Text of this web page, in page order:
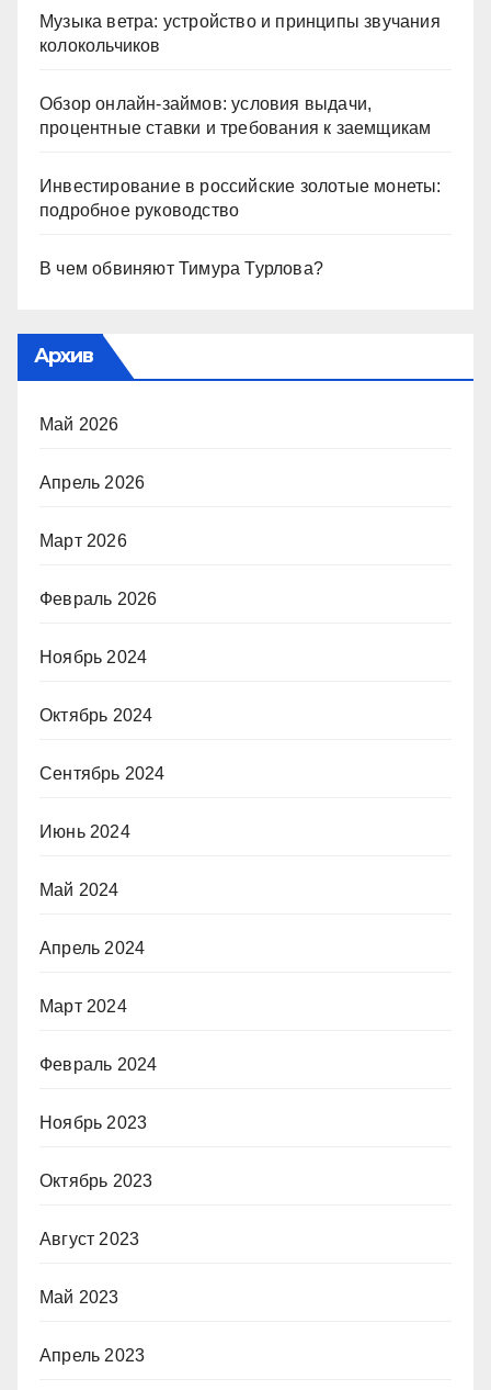
Музыка ветра: устройство и принципы звучания
колокольчиков
Обзор онлайн-займов: условия выдачи,
процентные ставки и требования к заемщикам
Инвестирование в российские золотые монеты:
подробное руководство
В чем обвиняют Тимура Турлова?
Архив
Май 2026
Апрель 2026
Март 2026
Февраль 2026
Ноябрь 2024
Октябрь 2024
Сентябрь 2024
Июнь 2024
Май 2024
Апрель 2024
Март 2024
Февраль 2024
Ноябрь 2023
Октябрь 2023
Август 2023
Май 2023
Апрель 2023